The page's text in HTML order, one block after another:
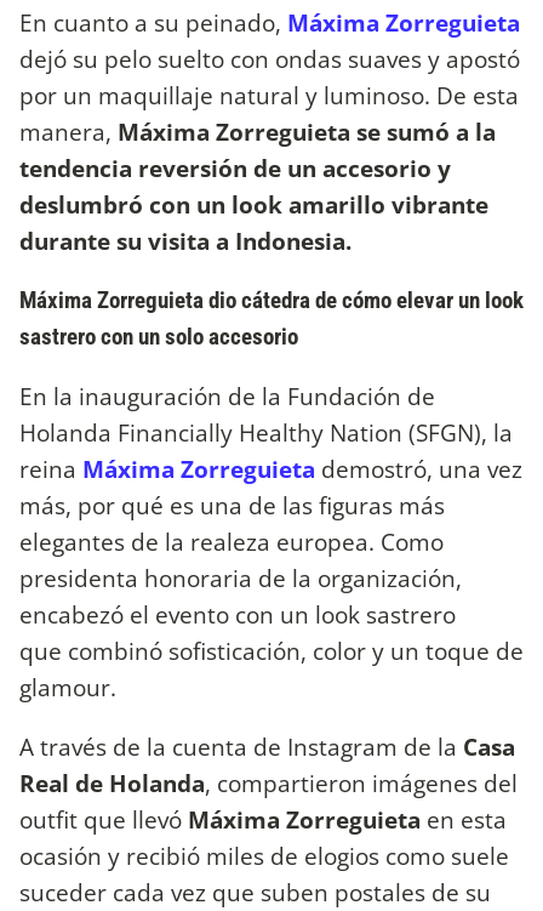
En cuanto a su peinado, Máxima Zorreguieta
dejó su pelo suelto con ondas suaves y apostó
por un maquillaje natural y luminoso. De esta
manera, Máxima Zorreguieta se sumó a la
tendencia reversión de un accesorio y
deslumbró con un look amarillo vibrante
durante su visita a Indonesia.
Máxima Zorreguieta dio cátedra de cómo elevar un look
sastrero con un solo accesorio
En la inauguración de la Fundación de
Holanda Financially Healthy Nation (SFGN), la
reina Máxima Zorreguieta demostró, una vez
más, por qué es una de las figuras más
elegantes de la realeza europea. Como
presidenta honoraria de la organización,
encabezó el evento con un look sastrero
que combinó sofisticación, color y un toque de
glamour.
A través de la cuenta de Instagram de la Casa
Real de Holanda, compartieron imágenes del
outfit que llevó Máxima Zorreguieta en esta
ocasión y recibió miles de elogios como suele
suceder cada vez que suben postales de su